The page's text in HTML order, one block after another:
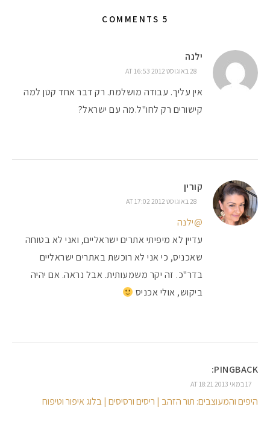
5 COMMENTS
ילנה
28 באוגוסט 2012 AT 16:53
אין עליך. עבודה מושלמת. רק דבר אחד קטן למה
קישורים רק לחו"ל.מה עם ישראל?
קורין
28 באוגוסט 2012 AT 17:02
@ילנה
עדיין לא מיפיתי אתרים ישראליים, ואני לא בטוחה
שאכניס, כי אני לא רוכשת באתרים ישראליים
בדר"כ. זה יקר משמעותית. אבל נראה. אם יהיה
ביקוש, אולי אכניס
PINGBACK:
17 במאי 2013 AT 18:21
היפים והמעוצבים: תור הזהב | ריסים ורסיסים | בלוג איפור וטיפוח